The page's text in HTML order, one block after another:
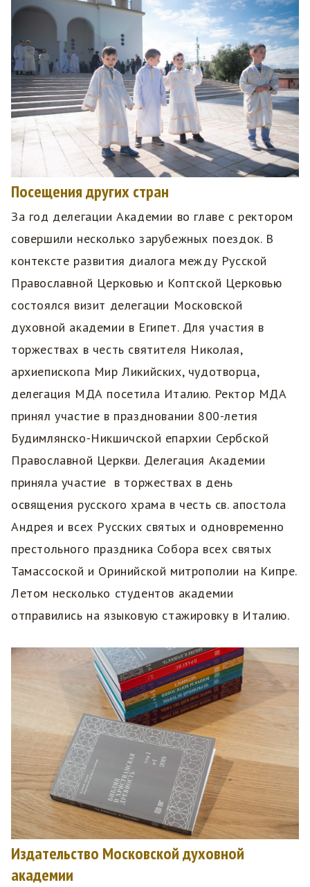
Посещения других стран
За год делегации Академии во главе с ректором
совершили несколько зарубежных поездок. В
контексте развития диалога между Русской
Православной Церковью и Коптской Церковью
состоялся визит делегации Московской
духовной академии в Египет. Для участия в
торжествах в честь святителя Николая,
архиепископа Мир Ликийских, чудотворца,
делегация МДА посетила Италию. Ректор МДА
принял участие в праздновании 800-летия
Будимлянско-Никшичской епархии Сербской
Православной Церкви. Делегация Академии
приняла участие в торжествах в день
освящения русского храма в честь св. апостола
Андрея и всех Русских святых и одновременно
престольного праздника Собора всех святых
Тамассоской и Оринийской митрополии на Кипре.
Летом несколько студентов академии
отправились на языковую стажировку в Италию.
Издательство Московской духовной
академии